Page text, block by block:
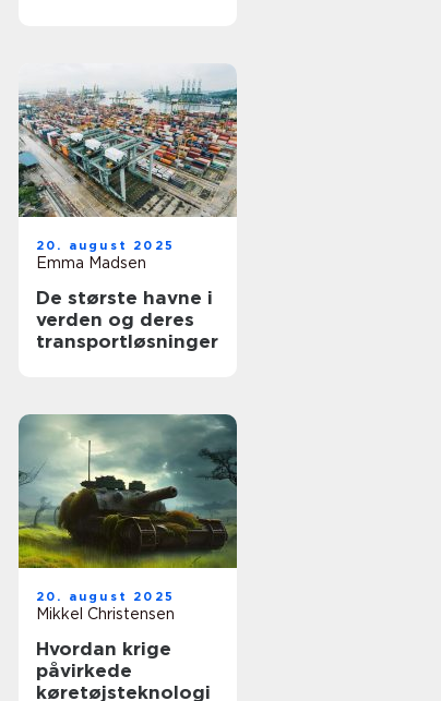
20. august 2025
Emma Madsen
De største havne i
verden og deres
transportløsninger
20. august 2025
Mikkel Christensen
Hvordan krige
påvirkede
køretøjsteknologi